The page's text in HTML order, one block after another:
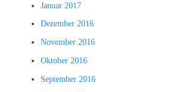
Januar 2017
Dezember 2016
November 2016
Oktober 2016
September 2016